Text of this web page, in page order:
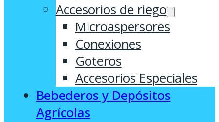
Accesorios de riego
Microaspersores
Conexiones
Goteros
Accesorios Especiales
Bebederos y Depósitos
Agrícolas